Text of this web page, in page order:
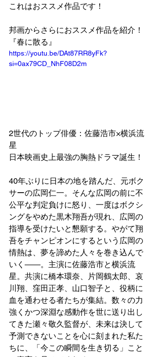
これはおススメ作品です！
邦画からさらにおススメ作品を紹介！
『春に散る』
https://youtu.be/DAt87RR8yFk?
si=0ax79CD_NhF08D2m
2世代のトップ俳優：佐藤浩市×横浜流
星
日本映画史上最強の胸熱ドラマ誕生！
40年ぶりに日本の地を踏んだ、元ボク
サーの広岡仁一。そんな広岡の前に不
公平な判定負けに怒り、一度はボクシ
ングをやめた黒木翔吾が現れ、広岡の
指導を受けたいと懇願する。やがて翔
吾をチャンピオンにするという広岡の
情熱は、夢を諦めた人々を巻き込んで
いく――。主演に佐藤浩市と横浜流
星。共演に橋本環奈、片岡鶴太郎、哀
川翔、窪田正孝、山口智子と、役柄に
血を通わせる者たちが集結。数々の力
強くかつ深淵な感動作を世に送り出し
てきた瀬々敬久監督が、未来は決して
予測できないことを心に刻まれた私た
ちに、「今この瞬間を生き切る」こと